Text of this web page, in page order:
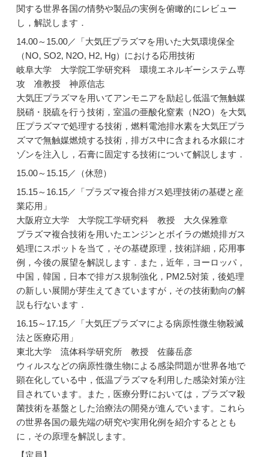
関する世界各国の情勢や製品の実例を俯瞰的にレビュー
し，解説します．
14.00～15.00／「大気圧プラズマを用いた大気環境保全
（NO, SO2, N2O, H2, Hg）における応用技術
岐阜大学 大学院工学研究科 環境エネルギーシステム専
攻 准教授 神原信志
大気圧プラズマを用いてアンモニアを励起し低温で無触媒
脱硝・脱硫を行う技術，室温の亜酸化窒素（N2O）を大気
圧プラズマで処理する技術，燃料電池排水素を大気圧プラ
ズマで無触媒燃焼する技術，排ガス中に含まれる水銀にオ
ゾンを注入し，石膏に固定する技術について解説します．
15.00～15.15／（休憩）
15.15～16.15／「プラズマ複合排ガス処理技術の基礎と産
業応用」
大阪府立大学 大学院工学研究科 教授 大久保雅章
プラズマ複合技術を用いたエンジンとボイラの燃焼排ガス
処理にスポットを当て，その基礎原理，技術詳細，応用事
例，今後の展望を解説します．また，近年，ヨーロッパ，
中国，韓国，日本で排ガス規制強化，PM2.5対策，後処理
の新しい展開が芽生えてきていますが，その技術動向の解
説も行ないます．
16.15～17.15／「大気圧プラズマによる病原性微生物殺滅
法と医療応用」
東北大学 流体科学研究所 教授 佐藤岳彦
ウィルスなどの病原性微生物による感染問題が世界各地で
顕在化している中，低温プラズマを利用した感染対策が注
目されています。また，医療分野においては，プラズマ殺
菌技術を基盤とした治療法の開発が進んでいます。これら
の世界各国の最先端の研究や実用化例を紹介するととも
に，その原理を解説します。
【定員】